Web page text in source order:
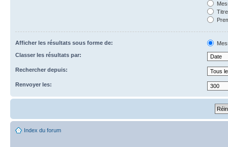
Afficher les résultats sous forme de:
Classer les résultats par:
Rechercher depuis:
Renvoyer les:
Index du forum